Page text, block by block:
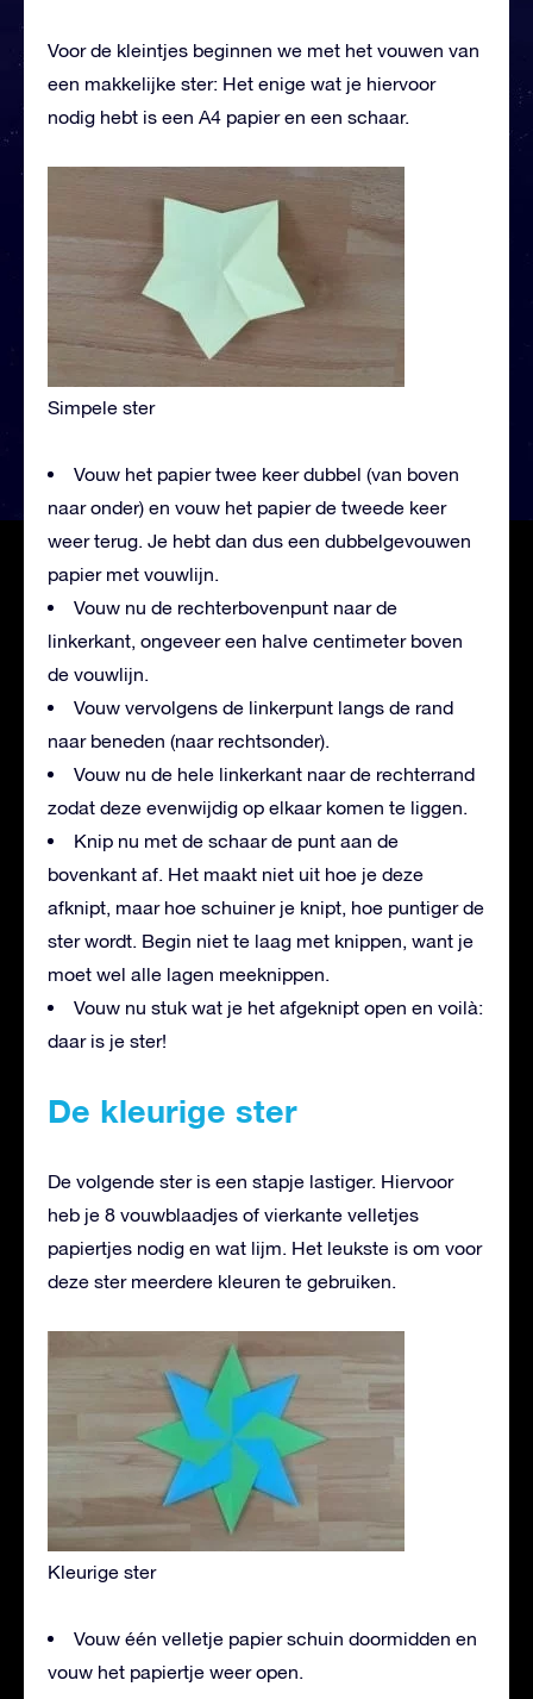
Voor de kleintjes beginnen we met het vouwen van
een makkelijke ster: Het enige wat je hiervoor
nodig hebt is een A4 papier en een schaar.
Simpele ster
Vouw het papier twee keer dubbel (van boven
naar onder) en vouw het papier de tweede keer
weer terug. Je hebt dan dus een dubbelgevouwen
papier met vouwlijn.
Vouw nu de rechterbovenpunt naar de
linkerkant, ongeveer een halve centimeter boven
de vouwlijn.
Vouw vervolgens de linkerpunt langs de rand
naar beneden (naar rechtsonder).
Vouw nu de hele linkerkant naar de rechterrand
zodat deze evenwijdig op elkaar komen te liggen.
Knip nu met de schaar de punt aan de
bovenkant af. Het maakt niet uit hoe je deze
afknipt, maar hoe schuiner je knipt, hoe puntiger de
ster wordt. Begin niet te laag met knippen, want je
moet wel alle lagen meeknippen.
Vouw nu stuk wat je het afgeknipt open en voilà:
daar is je ster!
De kleurige ster
De volgende ster is een stapje lastiger. Hiervoor
heb je 8 vouwblaadjes of vierkante velletjes
papiertjes nodig en wat lijm. Het leukste is om voor
deze ster meerdere kleuren te gebruiken.
Kleurige ster
Vouw één velletje papier schuin doormidden en
vouw het papiertje weer open.